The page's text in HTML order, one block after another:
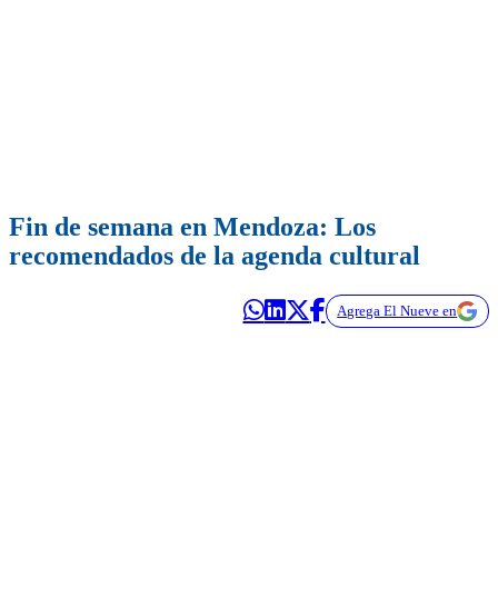
Fin de semana en Mendoza: Los
recomendados de la agenda cultural
Agrega El Nueve en